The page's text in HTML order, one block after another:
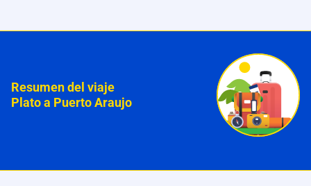
Resumen del viaje
Plato a Puerto Araujo